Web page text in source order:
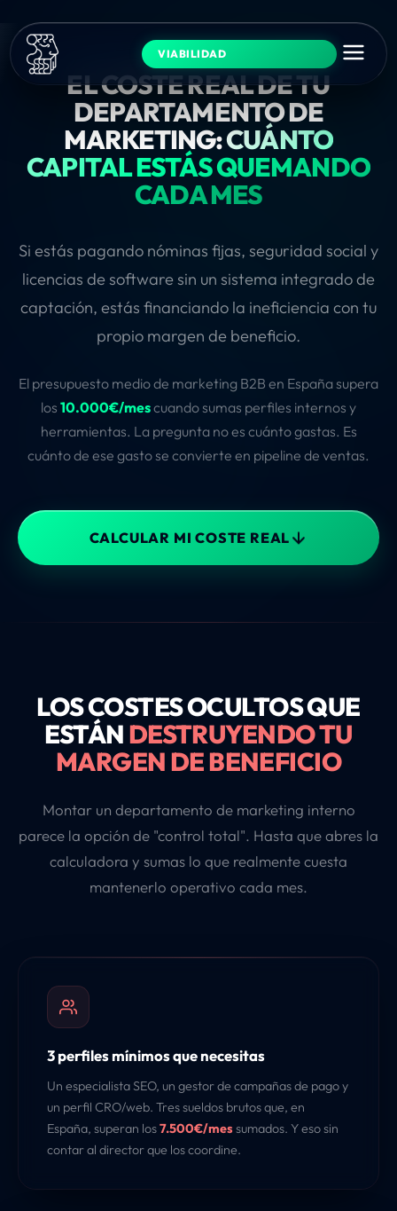
VIABILIDAD
EL COSTE REAL DE TU
DEPARTAMENTO DE
MARKETING:CUÁNTO
CAPITAL ESTÁS QUEMANDO
CADA MES
Si estás pagando nóminas fijas, seguridad social y
licencias de software sin un sistema integrado de
captación, estás financiando la ineficiencia con tu
propio margen de beneficio.
El presupuesto medio de marketing B2B en España supera
los 10.000€/mescuando sumas perfiles internos y
herramientas. La pregunta no es cuánto gastas. Es
cuánto de ese gasto se convierte en pipeline de ventas.
CALCULAR MI COSTE REAL
LOS COSTES OCULTOS QUE
ESTÁNDESTRUYENDO TU
MARGEN DE BENEFICIO
Montar un departamento de marketing interno
parece la opción de "control total". Hasta que abres la
calculadora y sumas lo que realmente cuesta
mantenerlo operativo cada mes.
3 perfiles mínimos que necesitas
Un especialista SEO, un gestor de campañas de pago y
un perfil CRO/web. Tres sueldos brutos que, en
España, superan los7.500€/mes sumados. Y eso sin
contar al director que los coordine.